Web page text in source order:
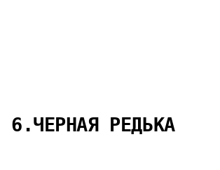
6.ЧЕРНАЯ РЕДЬКА